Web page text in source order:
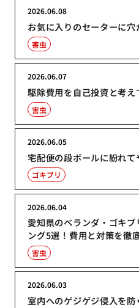
お気に入りのセーターに
2026.06.08
害虫
駆除費用を自己投資と考え
2026.06.07
害虫
宅配便の段ボールに紛れ
2026.06.05
ゴキブリ
愛知県のベランダ・ゴキ
ング5選！費用と対策を徹
2026.06.04
害虫
室内へのゲジゲジ侵入を
2026.06.03